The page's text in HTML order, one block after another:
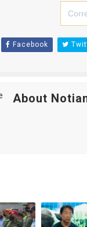
Facebook
About